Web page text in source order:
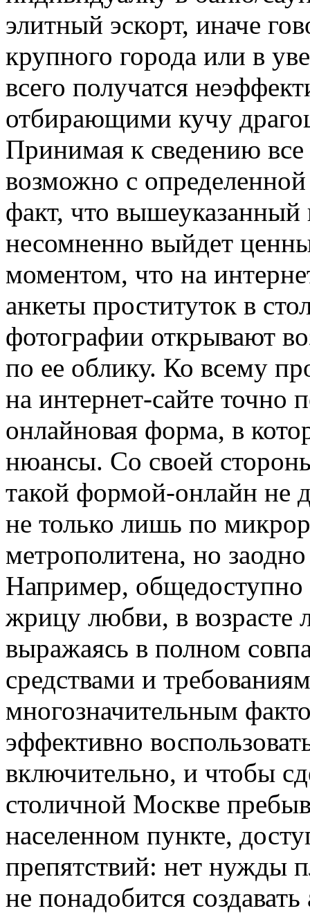
элитный эскорт, иначе
крупного города или в
всего получатся
отбирающими кучу
Принимая к сведению
возможно с
факт, что
несомненно выйдет
моментом, что на
анкеты проституток в
фотографии открывают
по ее облику. Ко всему
на интернет-сайте точно
онлайновая форма, в
нюансы. Со своей
такой формой-онлайн не
не только лишь по
метрополитена, но
Например,
жрицу любви, в возрасте
выражаясь в полном
средствами и
многозначительным
эффективно
включительно, и чтобы
столичной Москве
населенном пункте,
препятствий: нет нужды
не понадобится создавать